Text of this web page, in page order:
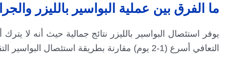
ما الفرق بين عملية البواسير بالليزر
يوفر استئصال البواسير بالليزر نتائج جمالية حيث أنه لا
التعافي أسرع (1-2 يوم) مقارنة بطريقة استئصال البواسير التقليدية.